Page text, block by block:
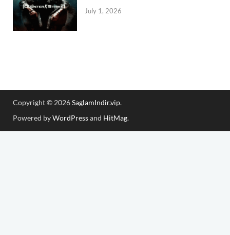
July 1, 2026
Copyright © 2026SaglamIndir.vip.
Powered byWordPressand HitMag.